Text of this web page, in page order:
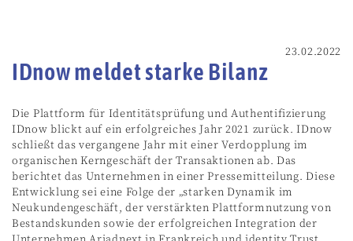
23.02.2022
IDnow meldet starke Bilanz
Die Plattform für Identitätsprüfung und Authentifizierung
IDnow blickt auf ein erfolgreiches Jahr 2021 zurück. IDnow
schließt das vergangene Jahr mit einer Verdopplung im
organischen Kerngeschäft der Transaktionen ab. Das
berichtet das Unternehmen in einer Pressemitteilung. Diese
Entwicklung sei eine Folge der „starken Dynamik im
Neukundengeschäft, der verstärkten Plattformnutzung von
Bestandskunden sowie der erfolgreichen Integration der